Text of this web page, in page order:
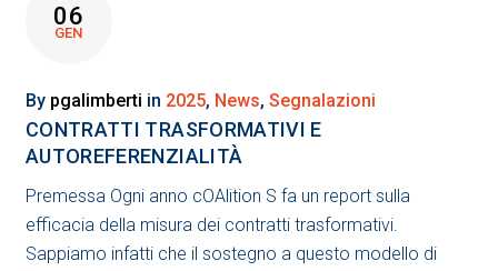
2025
06
GEN
By pgalimberti in 2025, News, Segnalazioni
CONTRATTI TRASFORMATIVI E
AUTOREFERENZIALITÀ
Premessa Ogni anno cOAlition S fa un report sulla
efficacia della misura dei contratti trasformativi.
Sappiamo infatti che il sostegno a questo modello di